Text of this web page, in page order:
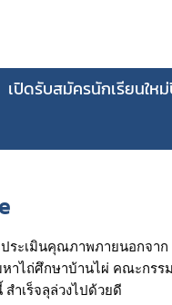
เปิดรับสมัครนักเรียนให
ระเมินคุณภาพภายนอกจา
ถ่ศึกษาบ้านไผ่ คณะกรร
ำเร็จลุล่วงไปด้วยดี